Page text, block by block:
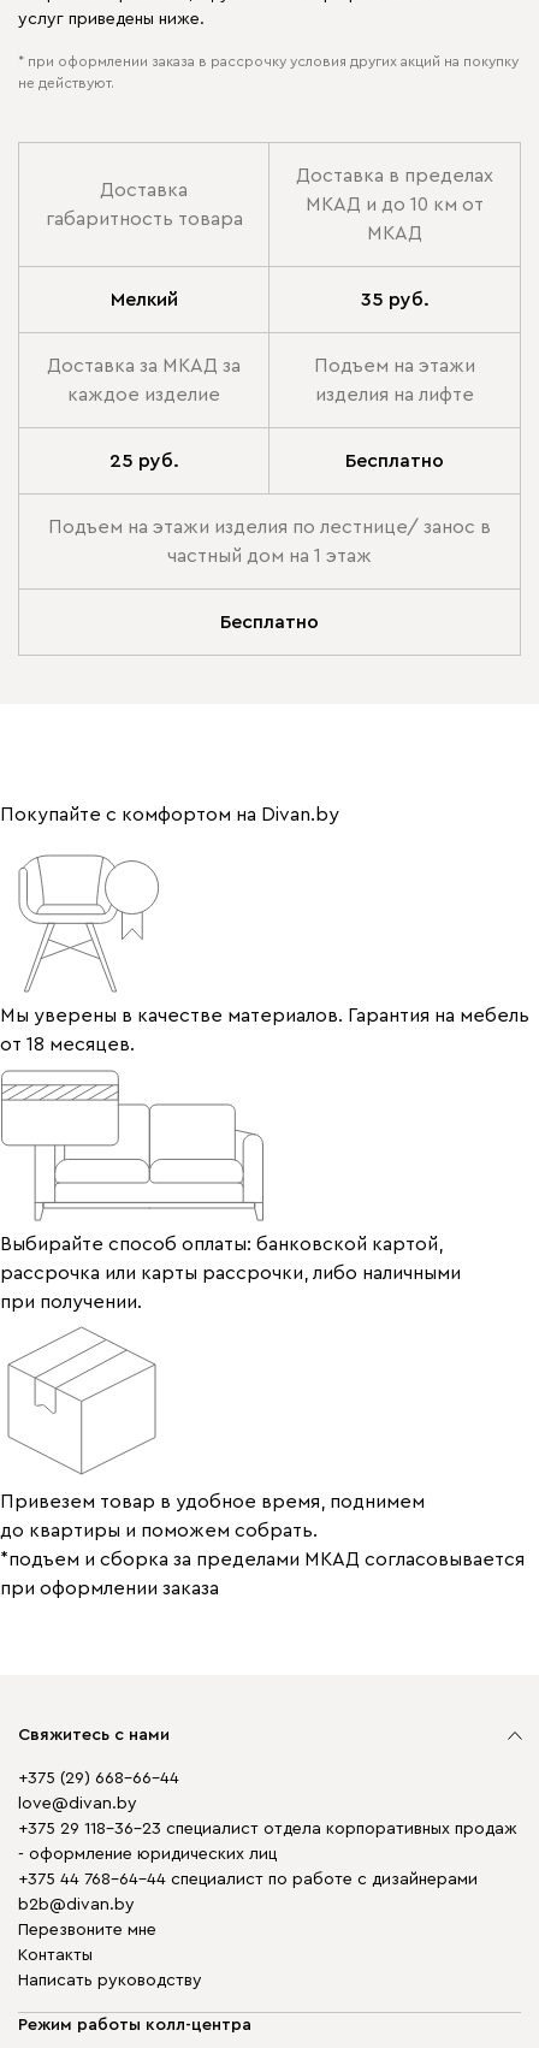
услуг приведены ниже.
* при оформлении заказа в рассрочку условия других акций на покупку
не действуют.
Доставка
габаритность товара
Доставка в пределах
МКАД и до 10 км от
МКАД
Мелкий 35 руб.
Доставка за МКАД за
каждое изделие
Подъем на этажи
изделия на лифте
25 руб. Бесплатно
Подъем на этажи изделия по лестнице/ занос в
частный дом на 1 этаж
Бесплатно
Покупайте с комфортом на Divan.by
Мы уверены в качестве материалов. Гарантия на мебель
от 18 месяцев.
Выбирайте способ оплаты: банковской картой,
рассрочка или карты рассрочки, либо наличными
при получении.
Привезем товар в удобное время, поднимем
до квартиры и поможем собрать.
*подъем и сборка за пределами МКАД согласовывается
при оформлении заказа
Свяжитесь с нами
+375 (29) 668-66-44
love@divan.by
+375 29 118-36-23 специалист отдела корпоративных продаж
- оформление юридических лиц
+375 44 768-64-44 специалист по работе с дизайнерами
b2b@divan.by
Перезвоните мне
Контакты
Написать руководству
Режим работы колл-центра